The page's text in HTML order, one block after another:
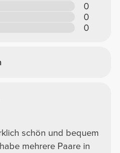
0
0
0
schön und bequem
mehrere Paare in